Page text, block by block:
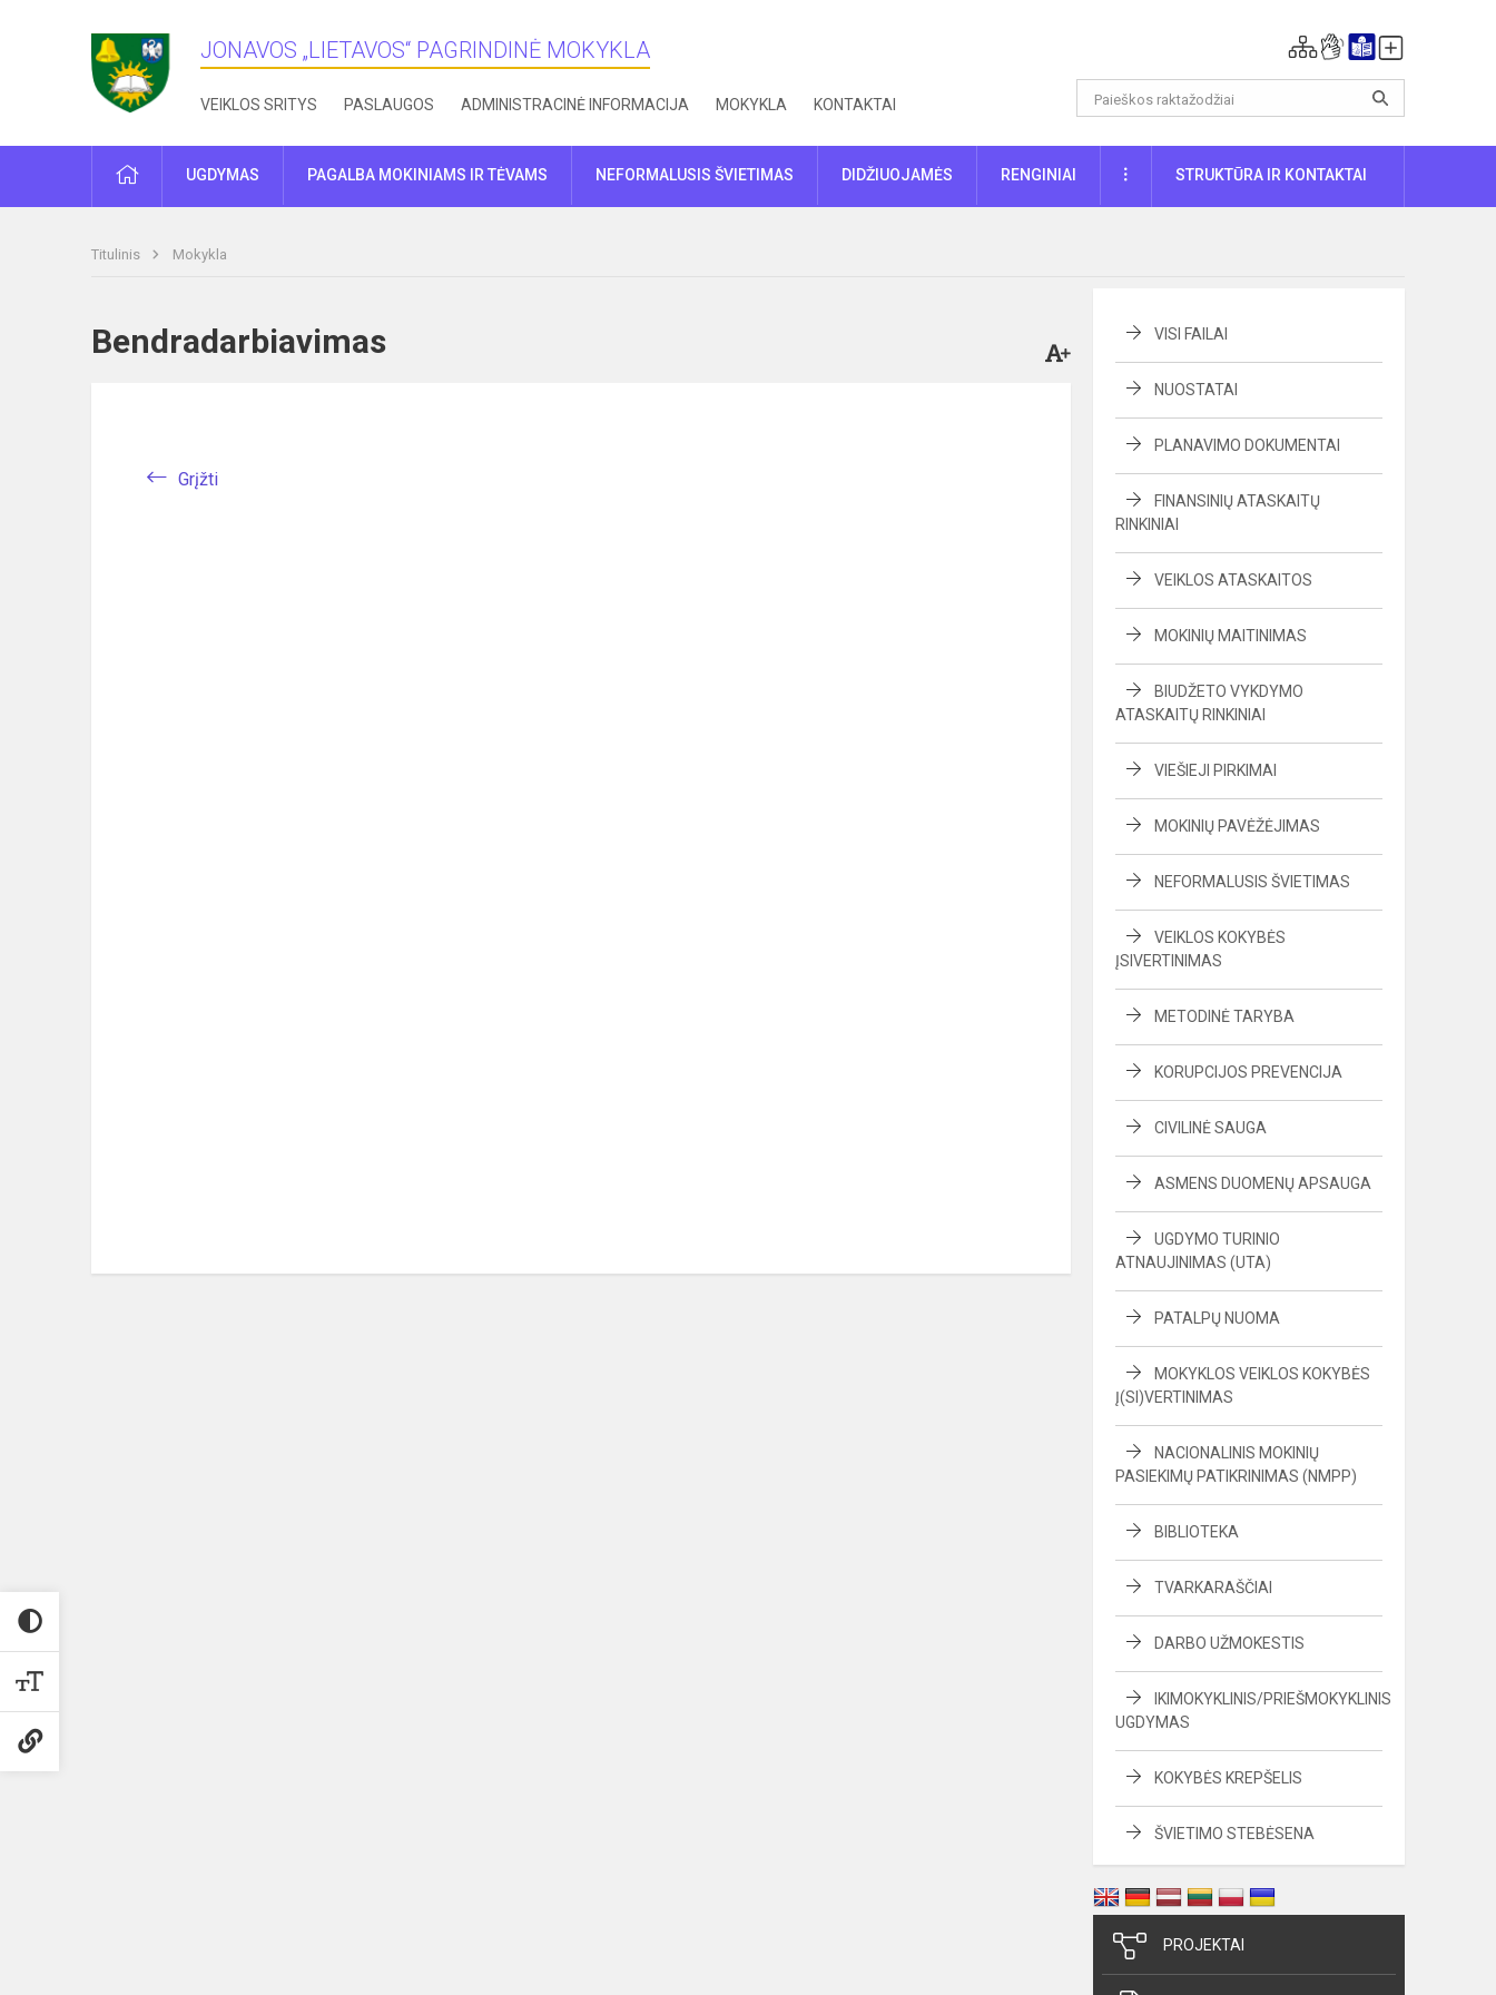
JONAVOS „LIETAVOS“ PAGRINDINĖ MOKYKLA
VEIKLOS SRITYS PASLAUGOS ADMINISTRACINĖ INFORMACIJA MOKYKLA KONTAKTAI
PRADŽIAUGDYMAS PAGALBA MOKINIAMS IR TĖVAMS NEFORMALUSIS ŠVIETIMAS DIDŽIUOJAMĖS RENGINIAI DAUGIAUSTRUKTŪRA IR KONTAKTAI
Titulinis Mokykla
Bendradarbiavimas
Grįžti
VISI FAILAI
NUOSTATAI
PLANAVIMO DOKUMENTAI
FINANSINIŲ ATASKAITŲ
RINKINIAI
VEIKLOS ATASKAITOS
MOKINIŲ MAITINIMAS
BIUDŽETO VYKDYMO
ATASKAITŲ RINKINIAI
VIEŠIEJI PIRKIMAI
MOKINIŲ PAVĖŽĖJIMAS
NEFORMALUSIS ŠVIETIMAS
VEIKLOS KOKYBĖS
ĮSIVERTINIMAS
METODINĖ TARYBA
KORUPCIJOS PREVENCIJA
CIVILINĖ SAUGA
ASMENS DUOMENŲ APSAUGA
UGDYMO TURINIO
ATNAUJINIMAS (UTA)
PATALPŲ NUOMA
MOKYKLOS VEIKLOS KOKYBĖS
Į(SI)VERTINIMAS
NACIONALINIS MOKINIŲ
PASIEKIMŲ PATIKRINIMAS (NMPP)
BIBLIOTEKA
TVARKARAŠČIAI
DARBO UŽMOKESTIS
IKIMOKYKLINIS/PRIEŠMOKYKLINIS
UGDYMAS
KOKYBĖS KREPŠELIS
ŠVIETIMO STEBĖSENA
PROJEKTAI